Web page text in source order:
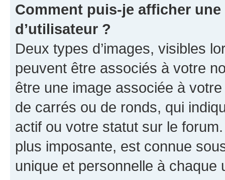
Comment puis-je afficher
d’utilisateur ?
Deux types d’images, visibles
peuvent être associés à votre
être une image associée à
de carrés ou de ronds, qui
actif ou votre statut sur le
plus imposante, est connue
unique et personnelle à chaque